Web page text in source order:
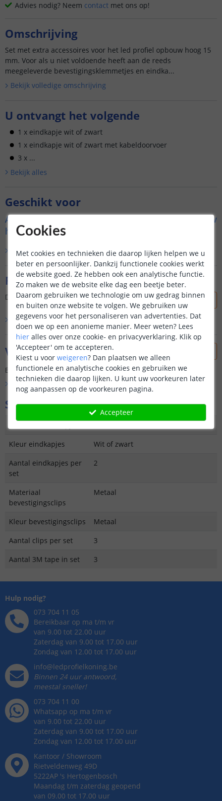
Advies nodig? Neem contact met ons op!
Omschrijving
Set met extra accessoires voor het led profiel opbouw hoog 15
mm. Voor als u niet voldoende heeft aan de reeds
meegeleverde bevestigingsklemmetjes en eindka...
Bekijk volledige omschrijving
U ontvangt het volgende
1 x eindkapje wit of zwart
1 x eindkapje wit of zwart met kabeldoorvoer
3 x ...
Bekijk alles
Geschikt voor
Accessoire set voor Led profiel 1,5 meter opbouw
hoog 15 mm slim line:
Lees verder
Reviews
Dit product is nog niet beoordeeld door onze klanten.
Bekijk alle 0 reviews
Vraag & antwoord
Er is nog geen vraag gesteld over dit product.
Bekijk alle Vraag & antwoord
Specificaties
Kleur eindkapjes
Wit of zwart
Aantal eindkapjes per
set
2
Materiaal
bevestigingsclips
Metaal
Kleur bevestigingsclips
Metaal
Aantal clips per set
3
Aantal 3M tape in set
3
Hulp nodig?
073 704 11 05
Bereikbaar op ma t/m vr
van 9.00 tot 22.00 uur
Zaterdag van 9.00 tot 17.00 uur
Zondag van 12.00 tot 17.00 uur
info@ledprofielkoning.be
Binnen 24 uur antwoord,
meestal sneller!
073 704 11 00
Whatsapp op ma t/m vr
van 9.00 tot 22.00 uur
Zaterdag van 9.00 tot 17.00 uur
Zondag van 12.00 tot 17.00 uur
Kantoor / Showroom
Rietveldenweg 49D
5222AP 's Hertogenbosch
Maandag t/m zaterdag geopend
van 09.00 tot 17.00 uur
Cookies
Met cookies en technieken die daarop lijken helpen we u
beter en persoonlijker. Dankzij functionele cookies werkt
de website goed. Ze hebben ook een analytische functie.
Zo maken we de website elke dag een beetje beter.
Daarom gebruiken we technologie om uw gedrag binnen
en buiten onze website te volgen. We gebruiken uw
gegevens voor het personaliseren van advertenties. Dat
doen we op een anonieme manier. Meer weten? Lees
hier alles over onze cookie- en privacyverklaring. Klik op
'Accepteer' om te accepteren.
Kiest u voor weigeren? Dan plaatsen we alleen
functionele en analytische cookies en gebruiken we
technieken die daarop lijken. U kunt uw voorkeuren later
nog aanpassen op de voorkeuren pagina.
Accepteer